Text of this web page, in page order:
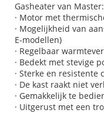
Gasheater van Master:
· Motor met
· Mogelijkheid van
E-modellen)
· Regelbaar
· Bedekt met stevige
· Sterke en resistente
· De kast raakt niet
· Gemakkelijk te
· Uitgerust met een